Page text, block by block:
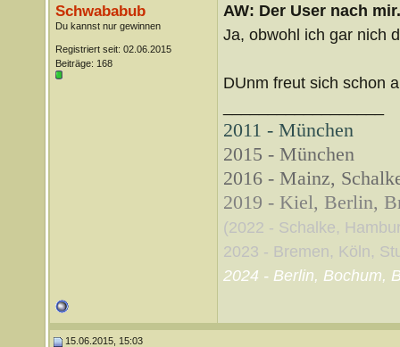
Schwababub
Du kannst nur gewinnen
Registriert seit: 02.06.2015
Beiträge: 168
AW: Der User nach
Ja, obwohl ich gar nich
DUnm freut sich schon
2011 - München
2015 - München
2016 - Mainz,
2019 - Kiel, Berlin,
(2022 - Schalke,
2023 - Bremen, Köln,
2024 - Berlin, Bochum,
15.06.2015, 15:03